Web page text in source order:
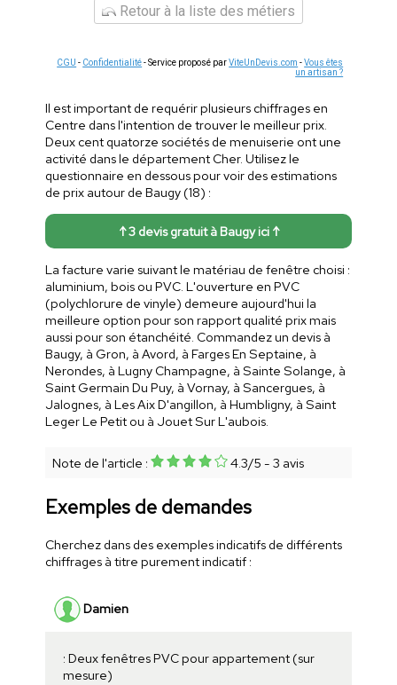
Retour à la liste des métiers
CGU - Confidentialité- Service proposé parViteUnDevis.com -Vous êtes
un artisan ?
Il est important de requérir plusieurs chiffrages en
Centre dans l'intention de trouver le meilleur prix.
Deux cent quatorze sociétés de menuiserie ont une
activité dans le département Cher. Utilisez le
questionnaire en dessous pour voir des estimations
de prix autour de Baugy (18) :
↑ 3 devis gratuit à Baugy ici ↑
La facture varie suivant le matériau de fenêtre choisi :
aluminium, bois ou PVC. L'ouverture en PVC
(polychlorure de vinyle) demeure aujourd'hui la
meilleure option pour son rapport qualité prix mais
aussi pour son étanchéité. Commandez un devis à
Baugy, à Gron, à Avord, à Farges En Septaine, à
Nerondes, à Lugny Champagne, à Sainte Solange, à
Saint Germain Du Puy, à Vornay, à Sancergues, à
Jalognes, à Les Aix D'angillon, à Humbligny, à Saint
Leger Le Petit ou à Jouet Sur L'aubois.
Note de l'article : 4.3/5 - 3 avis
Exemples de demandes
Cherchez dans des exemples indicatifs de différents
chiffrages à titre purement indicatif :
Damien
: Deux fenêtres PVC pour appartement (sur
mesure)